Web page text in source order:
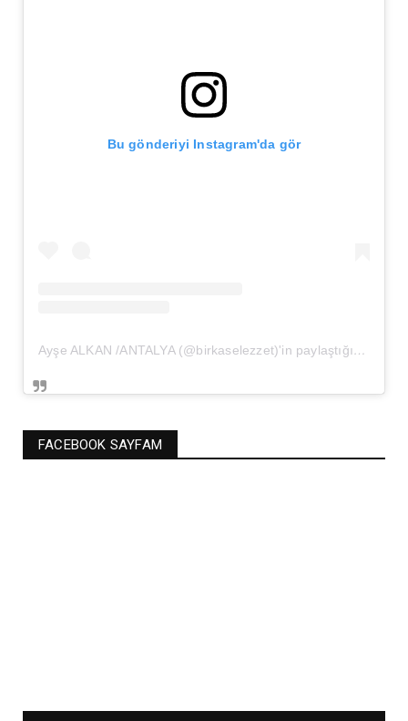
Bu gönderiyi Instagram'da gör
Ayşe ALKAN /ANTALYA (@birkaselezzet)'in paylaştığı bir gönderi
FACEBOOK SAYFAM